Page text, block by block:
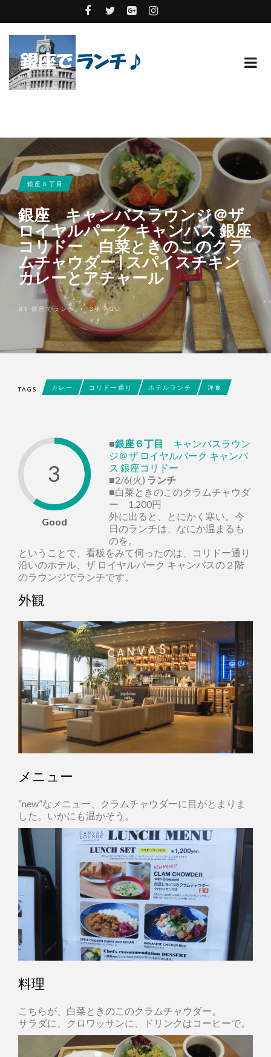
銀座６丁目
銀座 キャンバスラウンジ＠ザ
ロイヤルパーク キャンバス 銀座
コリドー 白菜ときのこのクラ
ムチャウダー | スパイスチキン
カレーとアチャール
BY 銀座でランチ •3年 AGO
TAGS カレー コリドー通り ホテルランチ 洋食
3
Good
■銀座６丁目
キャンバスラウン
ジ＠ザ ロイヤルパーク キャンバ
ス 銀座コリドー
■2/6(火) ランチ
■白菜ときのこのクラムチャウダ
ー 1,200円
外に出ると、とにかく寒い。今
日のランチは、なにか温まるも
のを。
ということで、看板をみて伺ったのは、コリドー通り
沿いのホテル、ザ ロイヤルパーク キャンバスの２階
のラウンジでランチです。
外観
メニュー
“new”なメニュー、クラムチャウダーに目がとまりま
した。いかにも温かそう。
料理
こちらが、白菜ときのこのクラムチャウダー。
サラダに、クロワッサンに、ドリンクはコーヒーで。